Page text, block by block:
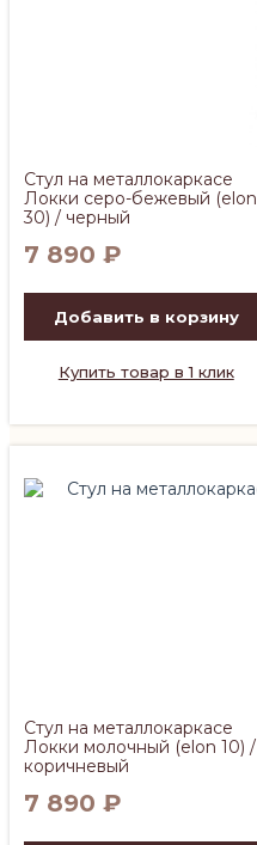
Стул на металлокаркасе
Локки серо-бежевый (elon
30) / черный
7 890 ₽
Добавить в корзину
Купить товар в 1 клик
Стул на металлокаркасе
Локки молочный (elon 10) /
коричневый
7 890 ₽